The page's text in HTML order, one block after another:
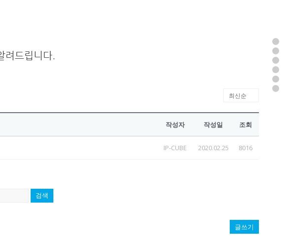
려드립니다.
작성자 작성일 조회
IP-CUBE 2020.02.25 8016
검색
글쓰기